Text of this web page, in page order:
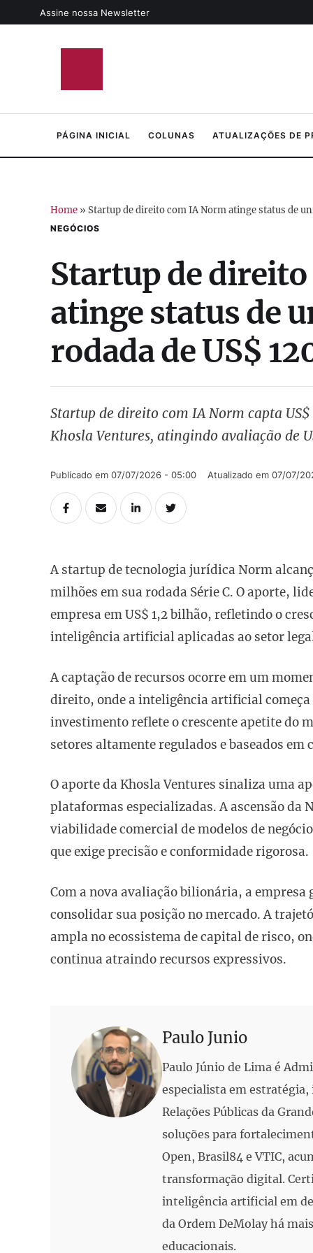
Assine nossa Newsletter
PÁGINA INICIAL COLUNAS ATUALIZAÇÕES DE
Home » Startup de direito com IA Norm atinge status de
NEGÓCIOS
Startup de
atinge status de
rodada de US$
Startup de direito com IA Norm capta
Khosla Ventures, atingindo avaliação de
Publicado em 07/07/2026 - 05:00 Atualizado em 07/07/
A startup de tecnologia jurídica Norm
milhões em sua rodada Série C. O aporte,
empresa em US$ 1,2 bilhão, refletindo o
inteligência artificial aplicadas ao setor
A captação de recursos ocorre em um
direito, onde a inteligência artificial
investimento reflete o crescente apetite do
setores altamente regulados e baseados em
O aporte da Khosla Ventures sinaliza uma
plataformas especializadas. A ascensão da
viabilidade comercial de modelos de
que exige precisão e conformidade rigorosa.
Com a nova avaliação bilionária, a empresa
consolidar sua posição no mercado. A
ampla no ecossistema de capital de risco,
continua atraindo recursos expressivos.
Paulo Junio
Paulo Júnio de Lima é
especialista em estratégia,
Relações Públicas da
soluções para
Open, Brasil84 e VTIC,
transformação digital.
inteligência artificial em
da Ordem DeMolay há
educacionais.